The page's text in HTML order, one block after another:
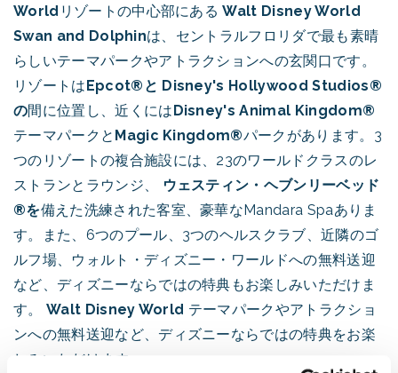
World リゾートの中心部にあるWalt Disney World
Swan and Dolphinは、セントラルフロリダで最も素晴
らしいテーマパークやアトラクションへの玄関口です。
リゾートはEpcot®と Disney's Hollywood Studios®
の間に位置し、近くにはDisney's Animal Kingdom®
テーマパークと Magic Kingdom®パークがあります。3
つのリゾートの複合施設には、23のワールドクラスのレ
ストランとラウンジ、
ウェスティン・ヘブンリーベッド
®を備えた洗練された客室、豪華なMandara Spaありま
す。また、6つのプール、3つのヘルスクラブ、近隣のゴ
ルフ場、ウォルト・ディズニー・ワールドへの無料送迎
など、ディズニーならではの特典もお楽しみいただけま
す。 Walt Disney World テーマパークやアトラクショ
ンへの無料送迎など、ディズニーならではの特典をお楽
しみいただけます。